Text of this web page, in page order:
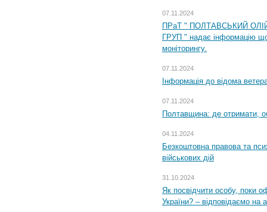
07.11.2024
ПРаТ " ПОЛТАВСЬКИЙ
ГРУП " надає інформацію
моніторингу.
07.11.2024
Інформація до відома
07.11.2024
Полтавщина: де отримати,
04.11.2024
Безкоштовна правова та
військових дій
31.10.2024
Як посвідчити особу, поки
України? – відповідаємо на